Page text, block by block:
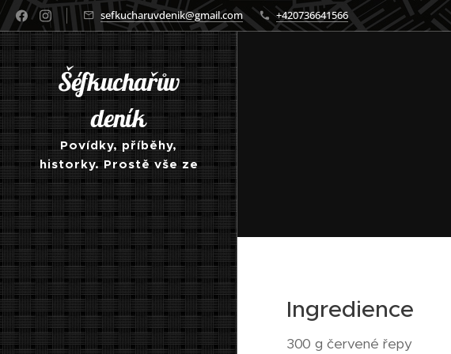
sefkucharuvdenik@gmail.com +420736641566
Šéfkuchařův
deník
Povídky, příběhy,
historky. Prostě vše ze
světa kuchyně a
gastronomie obecně
Ingredience
300 g červené řepy